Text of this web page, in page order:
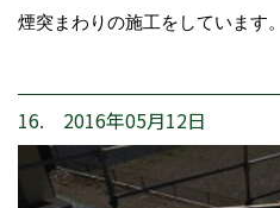
煙突まわりの施工をしています。
16. 2016年05月12日